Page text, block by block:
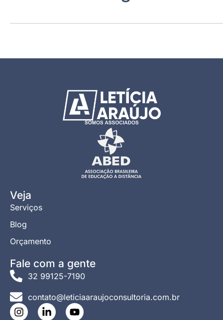
Veja
Serviços
Blog
Orçamento
Fale com a gente
32 99125-7190
contato@leticiaaraujoconsultoria.com.br